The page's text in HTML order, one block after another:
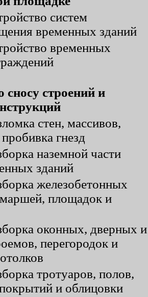
систем
временных зданий
временных
сносу строений и
стен, массивов,
гнезд
наземной части
зданий
железобетонных
площадок и
оконных, дверных и
перегородок и
тротуаров, полов,
и облицовки